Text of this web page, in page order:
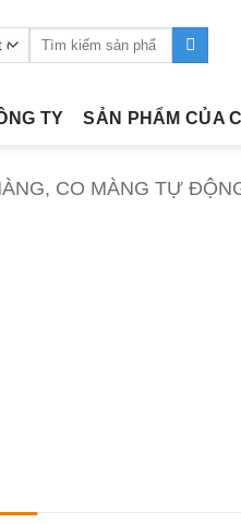
Tìm
TY SẢN PHẨM CỦA
CO MÀNG TỰ